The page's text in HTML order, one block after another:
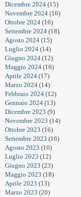
Dicembre 2024 (15)
Novembre 2024 (16)
Ottobre 2024 (16)
Settembre 2024 (18)
Agosto 2024 (15)
Luglio 2024 (14)
Giugno 2024 (12)
Maggio 2024 (16)
Aprile 2024 (17)
Marzo 2024 (14)
Febbraio 2024 (12)
Gennaio 2024 (13)
Dicembre 2023 (9)
Novembre 2023 (14)
Ottobre 2023 (16)
Settembre 2023 (16)
Agosto 2023 (10)
Luglio 2023 (12)
Giugno 2023 (23)
Maggio 2023 (18)
Aprile 2023 (13)
Marzo 2023 (20)